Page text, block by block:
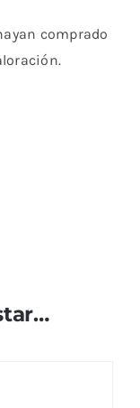
comprado